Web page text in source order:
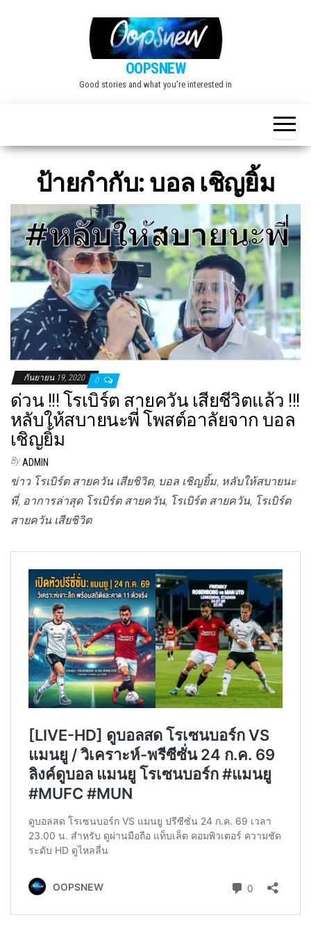
OOPSNEW
Good stories and what you're interested in
ป้ายกำกับ: บอล เชิญยิ้ม
กันยายน 19, 2020 0
ด่วน !!! โรเบิร์ต สายควัน เสียชีวิตแล้ว !!!
หลับให้สบายนะพี่ โพสต์อาลัยจาก บอล
เชิญยิ้ม
By ADMIN
ข่าว โรเบิร์ต สายควัน เสียชิวิต, บอล เชิญยิ้ม, หลับให้สบายนะ
พี่, อาการล่าสุด โรเบิร์ต สายควัน, โรเบิร์ต สายควัน, โรเบิร์ต
สายควัน เสียชิวิต